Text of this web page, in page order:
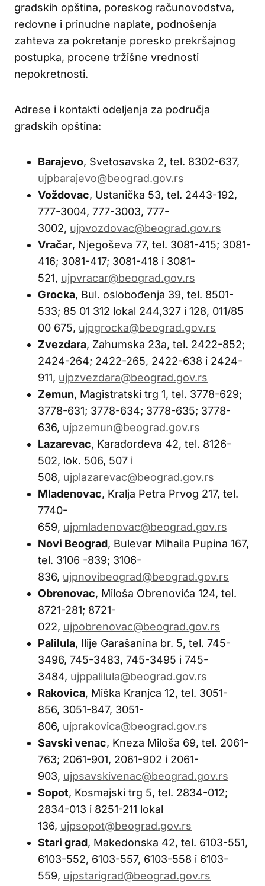
gradskih opština, poreskog računovodstva,
redovne i prinudne naplate, podnošenja
zahteva za pokretanje poresko prekršajnog
postupka, procene tržišne vrednosti
nepokretnosti.
Adrese i kontakti odeljenja za područja
gradskih opština:
Barajevo, Svetosavska 2, tel. 8302-637,
ujpbarajevo@beograd.gov.rs
Voždovac, Ustanička 53, tel. 2443-192,
777-3004, 777-3003, 777-
3002, ujpvozdovac@beograd.gov.rs
Vračar, Njegoševa 77, tel. 3081-415; 3081-
416; 3081-417; 3081-418 i 3081-
521, ujpvracar@beograd.gov.rs
Grocka, Bul. oslobođenja 39, tel. 8501-
533; 85 01 312 lokal 244,327 i 128, 011/85
00 675, ujpgrocka@beograd.gov.rs
Zvezdara, Zahumska 23a, tel. 2422-852;
2424-264; 2422-265, 2422-638 i 2424-
911, ujpzvezdara@beograd.gov.rs
Zemun, Magistratski trg 1, tel. 3778-629;
3778-631; 3778-634; 3778-635; 3778-
636, ujpzemun@beograd.gov.rs
Lazarevac, Karađorđeva 42, tel. 8126-
502, lok. 506, 507 i
508, ujplazarevac@beograd.gov.rs
Mladenovac, Kralja Petra Prvog 217, tel.
7740-
659, ujpmladenovac@beograd.gov.rs
Novi Beograd, Bulevar Mihaila Pupina 167,
tel. 3106 -839; 3106-
836, ujpnovibeograd@beograd.gov.rs
Obrenovac, Miloša Obrenovića 124, tel.
8721-281; 8721-
022, ujpobrenovac@beograd.gov.rs
Palilula, Ilije Garašanina br. 5, tel. 745-
3496, 745-3483, 745-3495 i 745-
3484, ujppalilula@beograd.gov.rs
Rakovica, Miška Kranjca 12, tel. 3051-
856, 3051-847, 3051-
806, ujprakovica@beograd.gov.rs
Savski venac, Kneza Miloša 69, tel. 2061-
763; 2061-901, 2061-902 i 2061-
903, ujpsavskivenac@beograd.gov.rs
Sopot, Kosmajski trg 5, tel. 2834-012;
2834-013 i 8251-211 lokal
136, ujpsopot@beograd.gov.rs
Stari grad, Makedonska 42, tel. 6103-551,
6103-552, 6103-557, 6103-558 i 6103-
559, ujpstarigrad@beograd.gov.rs